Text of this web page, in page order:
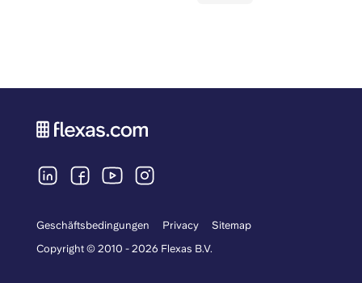
Geschäftsbedingungen Privacy
Sitemap
Copyright © 2010 - 2026 Flexas B.V.